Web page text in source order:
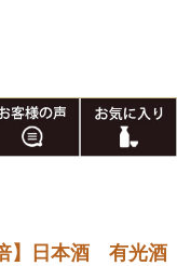
】日本酒 有光酒